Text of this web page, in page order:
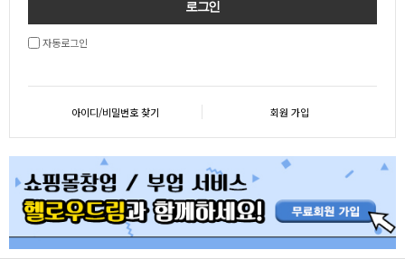
자동로그인
아이디/비밀번호 찾기 회원 가입